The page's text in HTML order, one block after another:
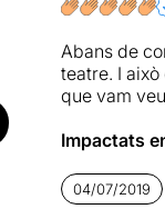
l’acceptin.
Una posada
l’escenari
aquest cas
Jude.
Abans de
teatre. I
que vam
Impactats
del tema i
versava
04/07/2019